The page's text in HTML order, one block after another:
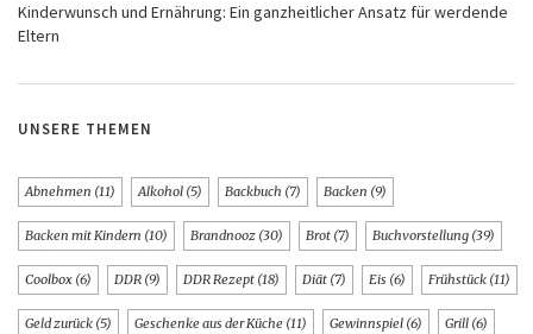
Kinderwunsch und Ernährung: Ein ganzheitlicher Ansatz für werdende
Eltern
UNSERE THEMEN
Abnehmen (11) Alkohol (5) Backbuch (7) Backen (9)
Backen mit Kindern (10) Brandnooz (30) Brot (7) Buchvorstellung (39)
Coolbox (6) DDR (9) DDR Rezept (18) Diät (7) Eis (6) Frühstück (11)
Geld zurück (5) Geschenke aus der Küche (11) Gewinnspiel (6) Grill (6)